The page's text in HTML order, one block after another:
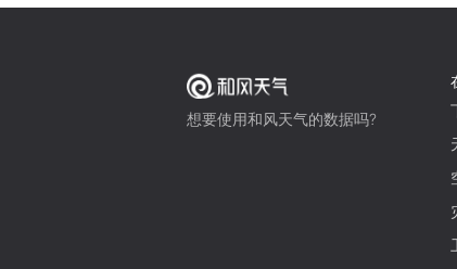
想要使用和风天气的数据吗?